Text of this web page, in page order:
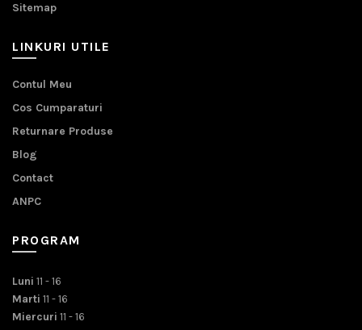
Sitemap
LINKURI UTILE
Contul Meu
Cos Cumparaturi
Returnare Produse
Blog
Contact
ANPC
PROGRAM
Luni 11 - 16
Marti 11 - 16
Miercuri 11 - 16